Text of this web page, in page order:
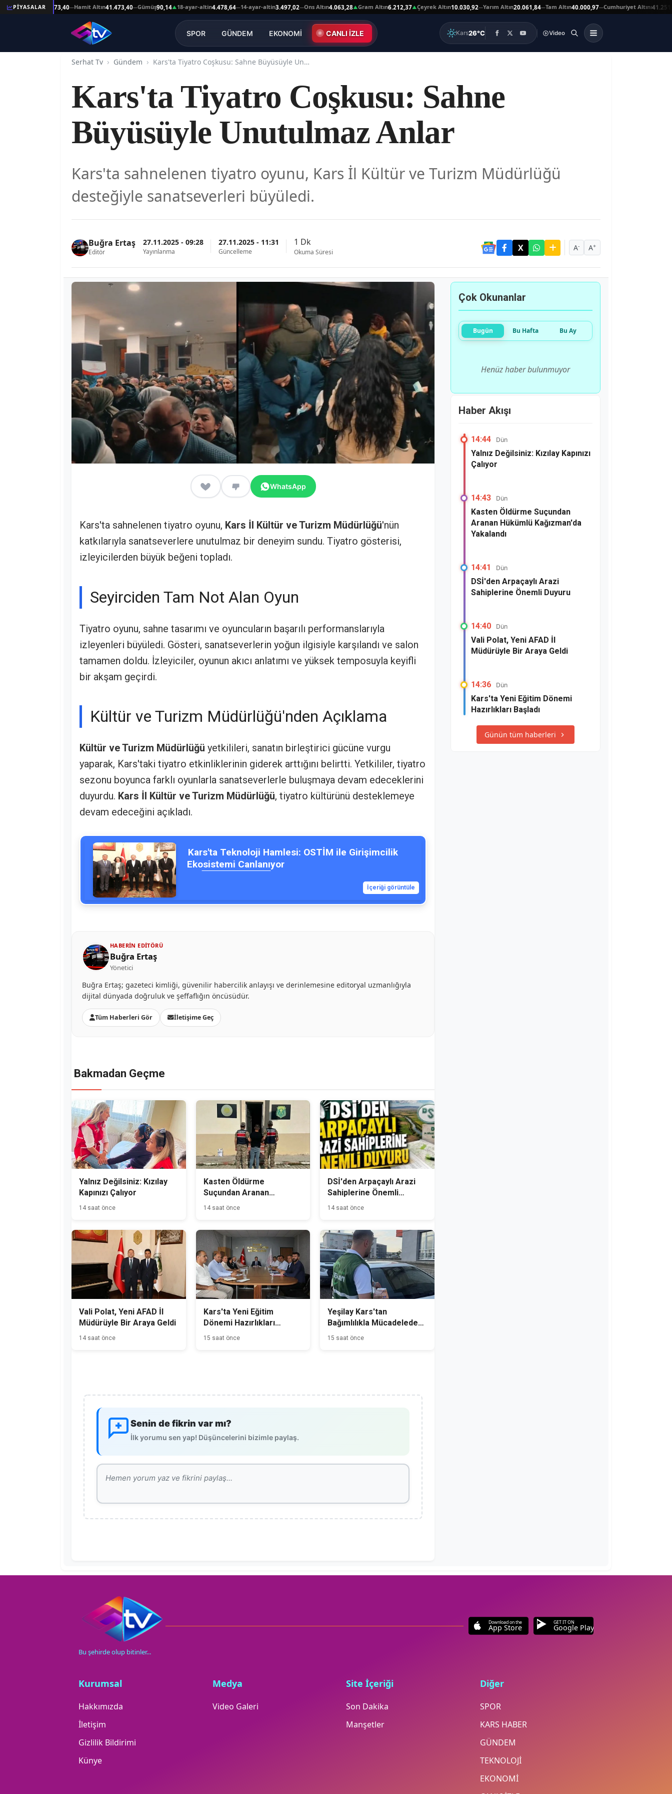
PİYASALAR
Altın41.473,40—Hamit Altın41.473,40—Gümüş90,14▲18-ayar-altin4.478,64—14-ayar-altin3.497,02—Ons Altın4.063,28▲Gram Altın6.212,37▲Çeyrek Altın10.030,92—Yarım Altın20.061,84—Tam Altın40.000,97—Cumhuriyet Altını 41.251,00▼
SPOR GÜNDEM EKONOMİ CANLI İZLE Kars26°C Video
Serhat Tv Gündem Kars'ta Tiyatro Coşkusu: Sahne Büyüsüyle Unutulmaz Anlar
Kars'ta Tiyatro Coşkusu: Sahne
Büyüsüyle Unutulmaz Anlar
Kars'ta sahnelenen tiyatro oyunu, Kars İl Kültür ve Turizm Müdürlüğü
desteğiyle sanatseverleri büyüledi.
Buğra Ertaş
Editör
27.11.2025 - 09:28
Yayınlanma
27.11.2025 - 11:31
Güncelleme
1 Dk
Okuma Süresi A- A+
WhatsApp
Kars'ta sahnelenen tiyatro oyunu, Kars İl Kültür ve Turizm Müdürlüğü'nün
katkılarıyla sanatseverlere unutulmaz bir deneyim sundu. Tiyatro gösterisi,
izleyicilerden büyük beğeni topladı.
Seyirciden Tam Not Alan Oyun
Tiyatro oyunu, sahne tasarımı ve oyuncuların başarılı performanslarıyla
izleyenleri büyüledi. Gösteri, sanatseverlerin yoğun ilgisiyle karşılandı ve salon
tamamen doldu. İzleyiciler, oyunun akıcı anlatımı ve yüksek temposuyla keyifli
bir akşam geçirdi.
Kültür ve Turizm Müdürlüğü'nden Açıklama
Kültür ve Turizm Müdürlüğü yetkilileri, sanatın birleştirici gücüne vurgu
yaparak, Kars'taki tiyatro etkinliklerinin giderek arttığını belirtti. Yetkililer, tiyatro
sezonu boyunca farklı oyunlarla sanatseverlerle buluşmaya devam edeceklerini
duyurdu. Kars İl Kültür ve Turizm Müdürlüğü, tiyatro kültürünü desteklemeye
devam edeceğini açıkladı.
Kars'ta Teknoloji Hamlesi: OSTİM ile Girişimcilik
Ekosistemi Canlanıyor
İçeriği görüntüle
HABERIN EDITÖRÜ
Buğra Ertaş
Yönetici
Buğra Ertaş; gazeteci kimliği, güvenilir habercilik anlayışı ve derinlemesine editoryal uzmanlığıyla
dijital dünyada doğruluk ve şeffaflığın öncüsüdür.
Tüm Haberleri Gör İletişime Geç
Bakmadan Geçme
Yalnız Değilsiniz: Kızılay
Kapınızı Çalıyor
14 saat önce
Kasten Öldürme
Suçundan Aranan
Hükümlü Kağızman'da
14 saat önce
DSİ'den Arpaçaylı Arazi
Sahiplerine Önemli
Duyuru
14 saat önce
Vali Polat, Yeni AFAD İl
Müdürüyle Bir Araya Geldi
14 saat önce
Kars'ta Yeni Eğitim
Dönemi Hazırlıkları
Başladı
15 saat önce
Yeşilay Kars'tan
Bağımlılıkla Mücadelede
Farkındalık Seferberliği
15 saat önce
Senin de fikrin var mı?
İlk yorumu sen yap! Düşüncelerini bizimle paylaş.
Çok Okunanlar
Bugün Bu Hafta Bu Ay
Henüz haber bulunmuyor
Haber Akışı
14:44 Dün
Yalnız Değilsiniz: Kızılay Kapınızı
Çalıyor
14:43 Dün
Kasten Öldürme Suçundan
Aranan Hükümlü Kağızman'da
Yakalandı
14:41 Dün
DSİ'den Arpaçaylı Arazi
Sahiplerine Önemli Duyuru
14:40 Dün
Vali Polat, Yeni AFAD İl
Müdürüyle Bir Araya Geldi
14:36 Dün
Kars'ta Yeni Eğitim Dönemi
Hazırlıkları Başladı
Günün tüm haberleri
Bu şehirde olup bitinler...
Download on the
App Store
GET IT ON
Google Play
Kurumsal
Hakkımızda
İletişim
Gizlilik Bildirimi
Künye
Medya
Video Galeri
Site İçeriği
Son Dakika
Manşetler
Diğer
SPOR
KARS HABER
GÜNDEM
TEKNOLOJİ
EKONOMİ